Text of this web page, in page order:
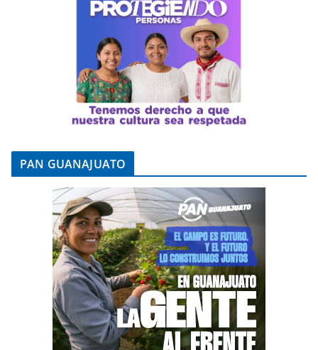
PAN GUANAJUATO